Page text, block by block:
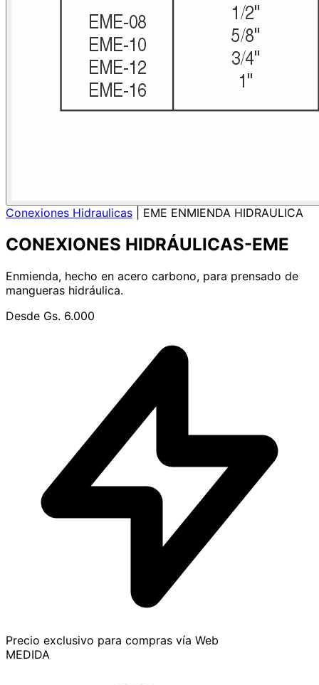
Conexiones Hidraulicas EME ENMIENDA HIDRAULICA
CONEXIONES HIDRÁULICAS-EME
Enmienda, hecho en acero carbono, para prensado de
mangueras hidráulica.
Desde Gs. 6.000
Precio exclusivo para compras vía Web
MEDIDA